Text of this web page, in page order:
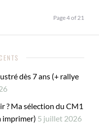
Page 4 of 21
dès 7 ans (+ rallye
? Ma sélection du CM1
imprimer) 5 juillet 2026